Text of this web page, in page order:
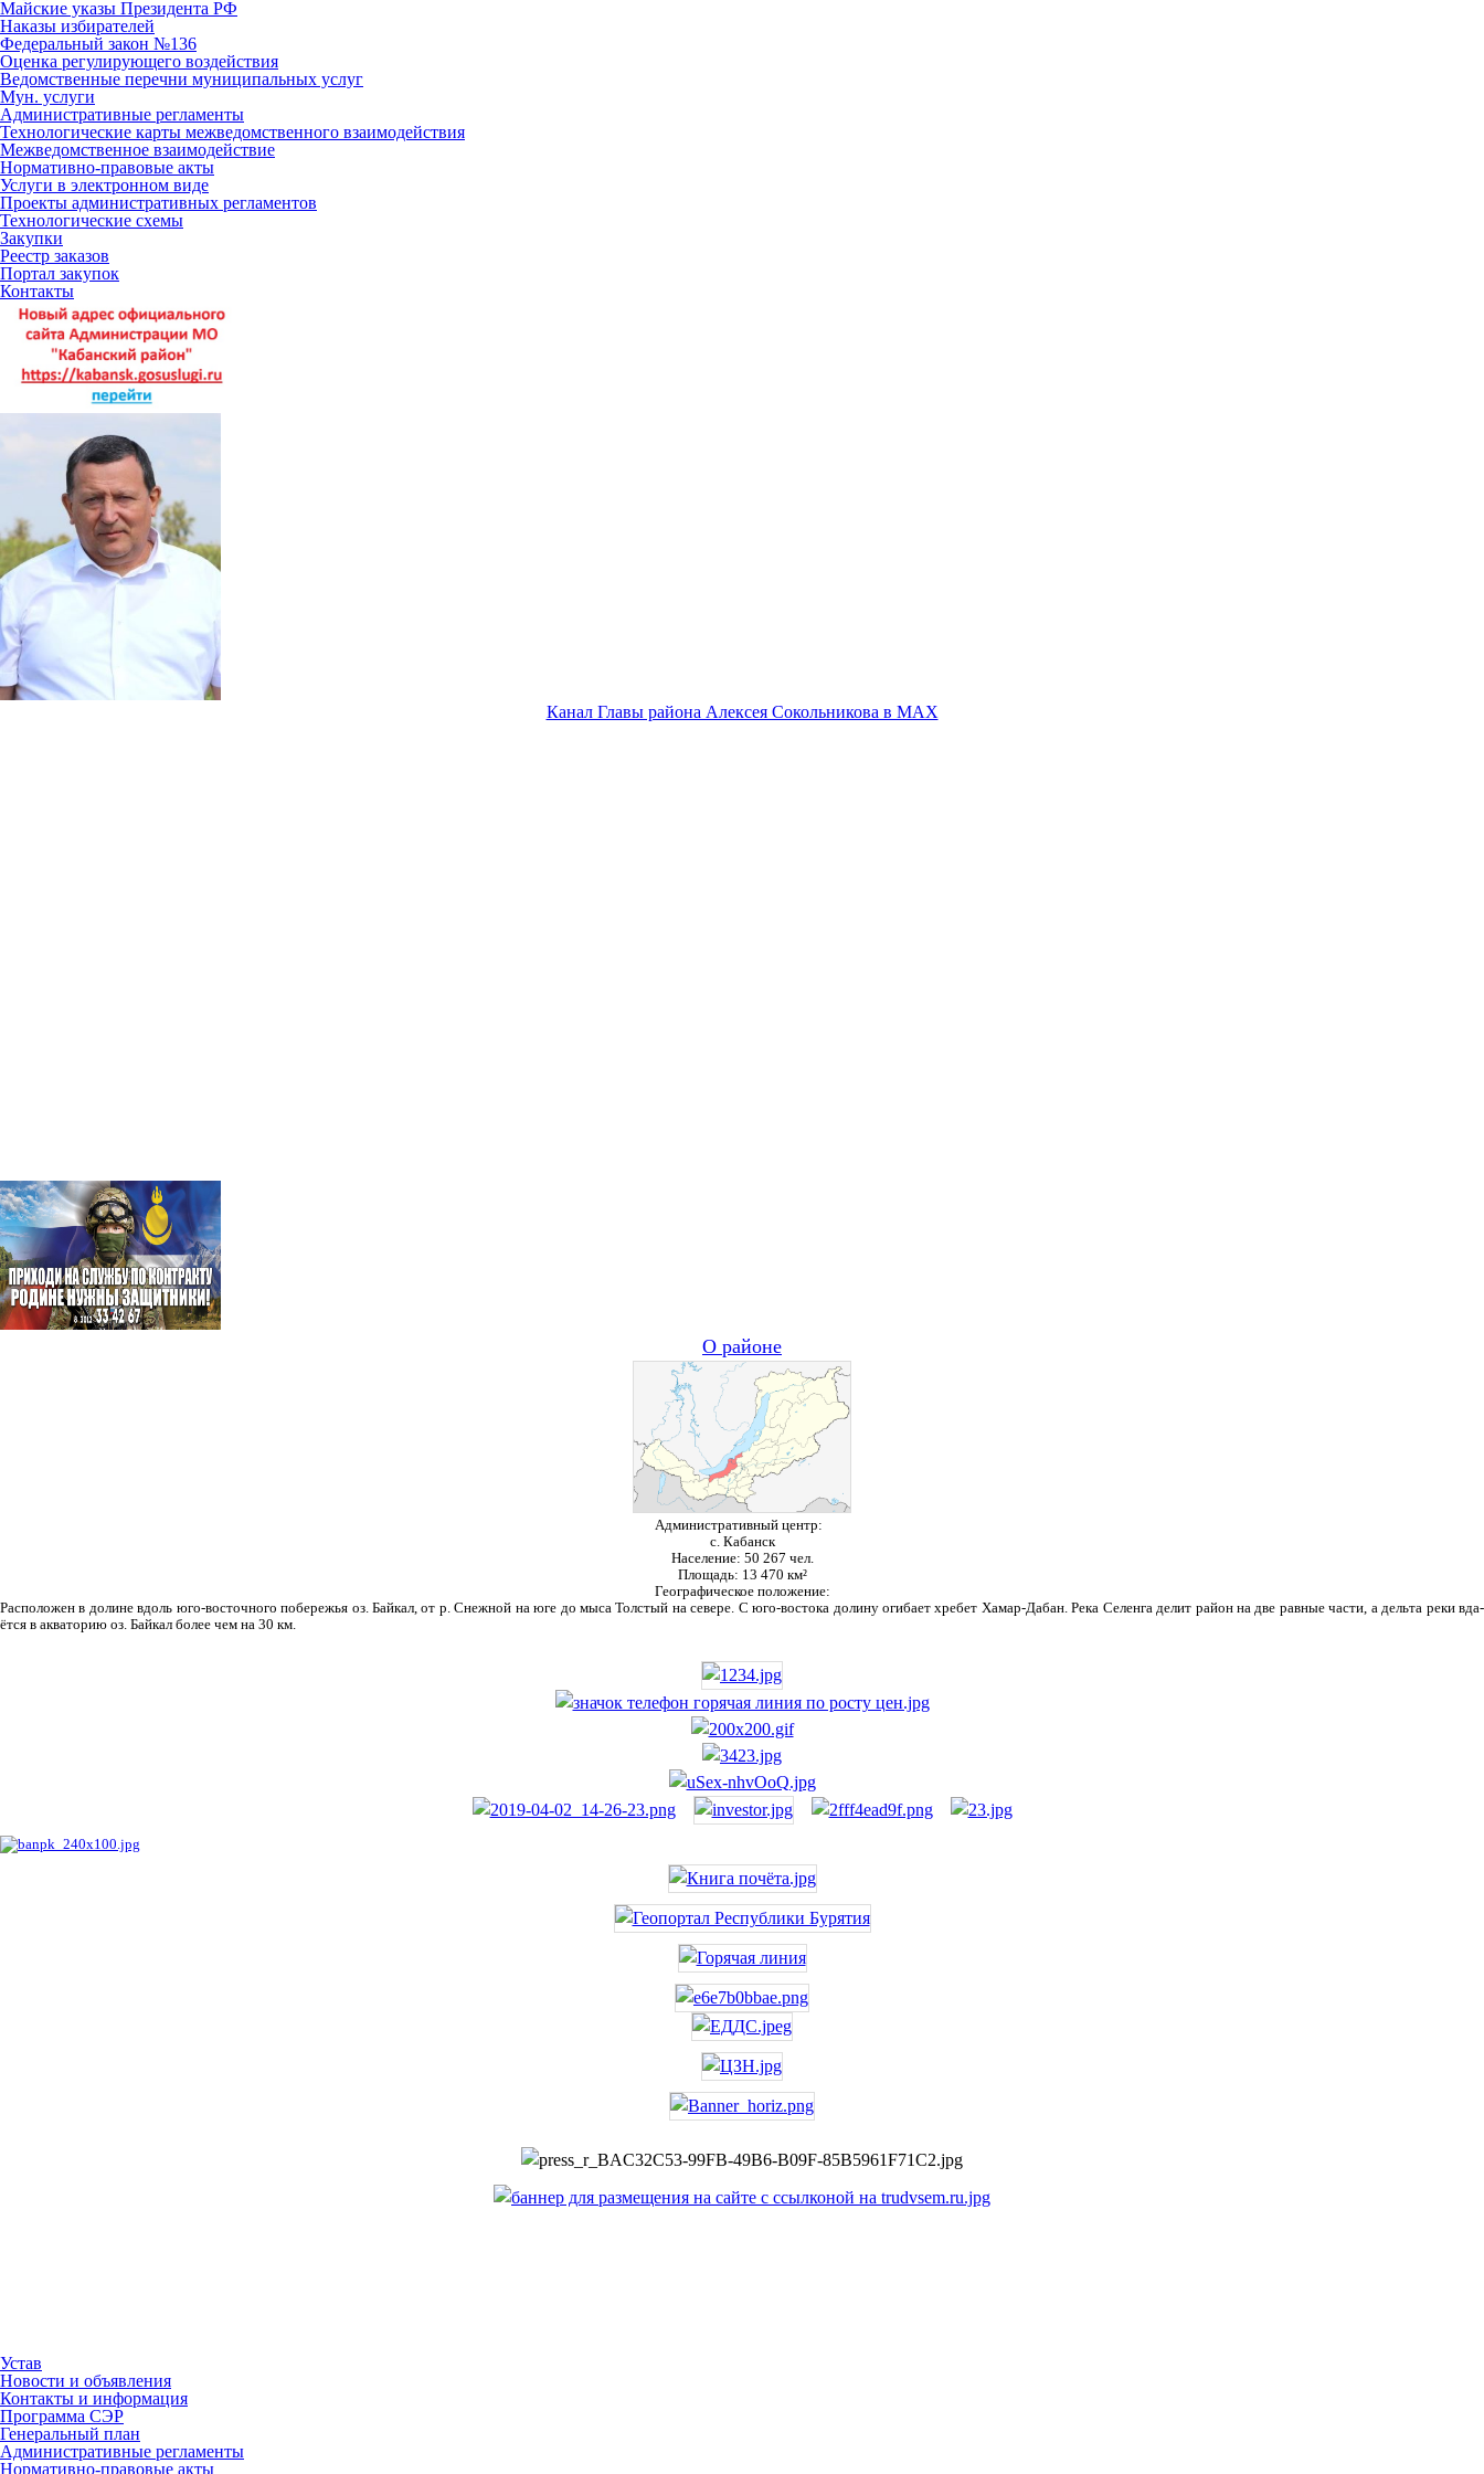
Майские указы Президента РФ
Наказы избирателей
Федеральный закон №136
Оценка регулирующего воздействия
Ведомственные перечни муниципальных услуг
Мун. услуги
Административные регламенты
Технологические карты межведомственного взаимодействия
Межведомственное взаимодействие
Нормативно-правовые акты
Услуги в электронном виде
Проекты административных регламентов
Технологические схемы
Закупки
Реестр заказов
Портал закупок
Контакты
Канал Главы района Алексея Сокольникова в MAX
О районе
Административный центр:
с. Кабанск
Население: 50 267 чел.
Площадь: 13 470 км²
Географическое положение:
Рас­положен в долине вдоль юго-восточного побережья оз. Байкал, от р. Снежной на юге до мыса Толстый на севере. С юго-востока долину огибает хребет Хамар-Дабан. Река Селенга делит район на две равные части, а дельта реки вда­
ётся в акваторию оз. Байкал более чем на 30 км.
Устав
Новости и объявления
Контакты и информация
Программа СЭР
Генеральный план
Административные регламенты
Нормативно-правовые акты